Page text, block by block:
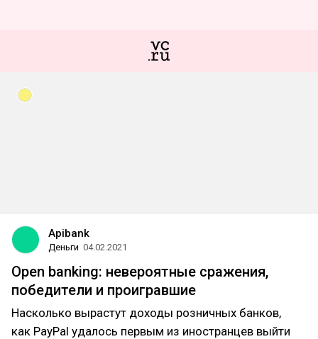
Apibank
Деньги 04.02.2021
Open banking: невероятные сражения,
победители и проигравшие
Насколько вырастут доходы розничных банков,
как PayPal удалось первым из иностранцев выйти